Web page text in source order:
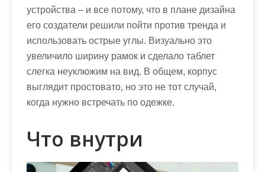
устройства – и все потому, что в плане дизайна
его создатели решили пойти против тренда и
использовать острые углы. Визуально это
увеличило ширину рамок и сделало таблет
слегка неуклюжим на вид. В общем, корпус
выглядит простовато, но это не тот случай,
когда нужно встречать по одежке.
Что внутри